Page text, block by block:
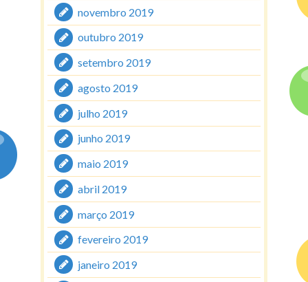
novembro 2019
outubro 2019
setembro 2019
agosto 2019
julho 2019
junho 2019
maio 2019
abril 2019
março 2019
fevereiro 2019
janeiro 2019